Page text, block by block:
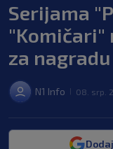
Serijama
"Komičari"
za
N1 Info 08. srp.